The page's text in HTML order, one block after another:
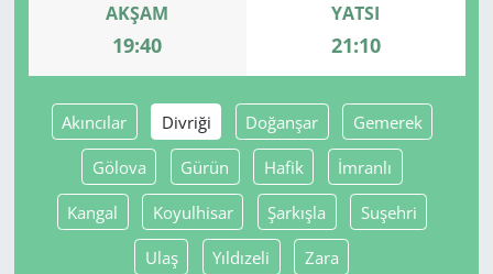
AKŞAM
19:40
YATSI
21:10
Akıncılar Divriği Doğanşar Gemerek
Gölova Gürün Hafik İmranlı
Kangal Koyulhisar Şarkışla Suşehri
Ulaş Yıldızeli Zara